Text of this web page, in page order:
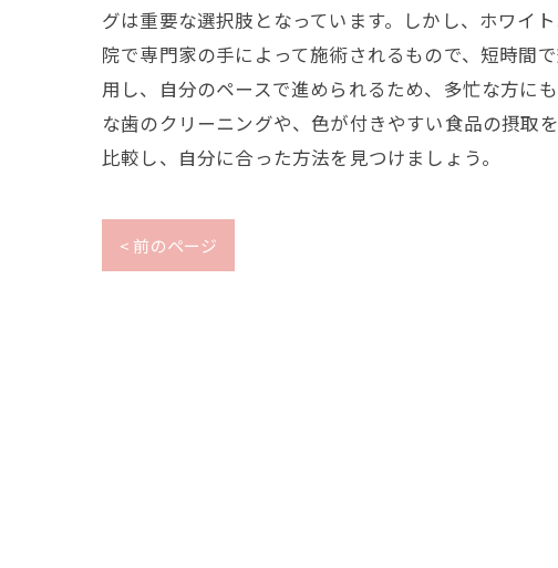
グは重要な選択肢となっています。しかし、ホワイ
院で専門家の手によって施術されるもので、短時間
用し、自分のペースで進められるため、多忙な方に
な歯のクリーニングや、色が付きやすい食品の摂取
比較し、自分に合った方法を見つけましょう。
< 前のページ